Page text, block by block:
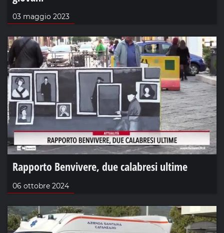
03 maggio 2023
Rapporto Benvivere, due calabresi ultime
06 ottobre 2024